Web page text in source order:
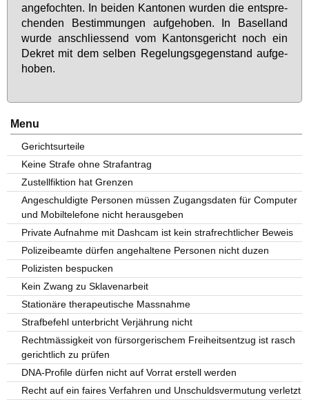
an­ge­foch­ten. In bei­den Kan­to­nen wur­den die ent­spre­
chen­den Be­stim­mun­gen auf­ge­ho­ben. In Ba­sel­land
wur­de an­schlies­send vom Kan­tons­ge­richt noch ein
De­kret mit dem sel­ben Re­ge­lungs­ge­gen­stand auf­ge­
ho­ben.
Menu
Gerichtsurteile
Keine Strafe ohne Strafantrag
Zustellfiktion hat Grenzen
Angeschuldigte Personen müssen Zugangsdaten für Computer
und Mobiltelefone nicht herausgeben
Private Aufnahme mit Dashcam ist kein strafrechtlicher Beweis
Polizeibeamte dürfen angehaltene Personen nicht duzen
Polizisten bespucken
Kein Zwang zu Sklavenarbeit
Stationäre therapeutische Massnahme
Strafbefehl unterbricht Verjährung nicht
Rechtmässigkeit von fürsorgerischem Freiheitsentzug ist rasch
gerichtlich zu prüfen
DNA-Profile dürfen nicht auf Vorrat erstell werden
Recht auf ein faires Verfahren und Unschuldsvermutung verletzt